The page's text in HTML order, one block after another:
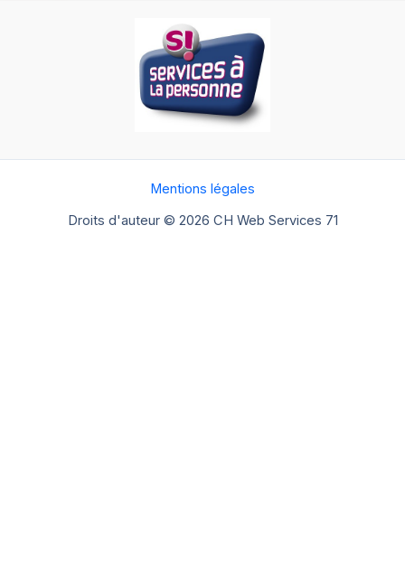
Mentions légales
Droits d'auteur © 2026 CH Web Services 71